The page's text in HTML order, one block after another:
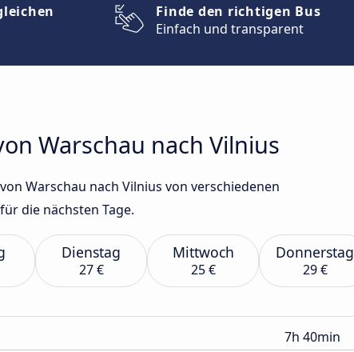
Finde den richtigen Bus
Einfach und transparent
Warschau nach Vilnius
Warschau nach Vilnius von verschiedenen
die nächsten Tage.
Dienstag
27 €
Mittwoch
25 €
Donnerstag
29 €
7h 40min